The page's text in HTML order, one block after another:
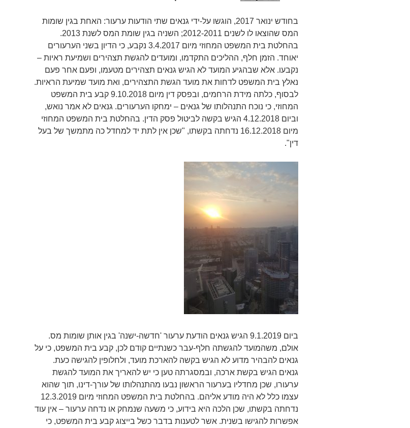
בחודש ינואר 2017, הוגשו על-ידי גנאים שתי הודעות ערעור: האחת בגין שומות
המס שהוצאו לו לשנים 2012-2011; השניה בגין שומת המס לשנת 2013.
בהחלטת בית המשפט המחוזי מיום 3.4.2017 נקבע, כי הדיון בשני הערעורים
יאוחד. הזמן חלף, ההליכים התקדמו, ומועדים להגשת תצהירים ושמיעת ראיות –
נקבעו. אלא שבהגיע המועד לא הגיש גנאים תצהירים מטעמו, ופעם אחר פעם
נאלץ בית המשפט לדחות את מועד הגשת התצהירים, ואת מועד שמיעת הראיות.
לבסוף, כלתה מידת הרחמים, ובפסק דין מיום 9.10.2018 קבע בית המשפט
המחוזי, כי נוכח התנהלותו של גנאים – ימחקו הערעורים. גנאים לא אמר נואש,
וביום 4.12.2018 הגיש בקשה לביטול פסק הדין. בהחלטת בית המשפט המחוזי
מיום 16.12.2018 נדחתה בקשתו, "שכן אין לתת יד למחדל כה מתמשך של בעל
דין".
ביום 9.1.2019 הגיש גנאים הודעת ערעור 'חדשה-ישנה' בגין אותן שומות מס.
אולם, משהמועד להגשתה חלף-עבר כשנתיים קודם לכן, קבע בית המשפט, כי על
גנאים להבהיר מדוע לא הגיש בקשה להארכת מועד, ולחלופין להגישה כעת.
גנאים הגיש בקשת ארכה, ובמסגרתה טען כי יש להאריך את המועד להגשת
ערעורו, שכן מחדליו בערעור הראשון נבעו מהתנהלותו של עורך-דינו, תוך שהוא
עצמו כלל לא היה מודע אליהם. בהחלטת בית המשפט המחוזי מיום 12.3.2019
נדחתה בקשתו, שכן הלכה היא בידוע, כי משעה שנמחק או נדחה ערעור – אין עוד
אפשרות להגישו בשנית. אשר לטענות בדבר כשל בייצוג קבע בית המשפט, כי